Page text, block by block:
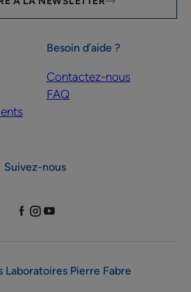
Besoin d’aide ?
Contactez-nous
FAQ
Suivez-nous
Laboratoires Pierre Fabre